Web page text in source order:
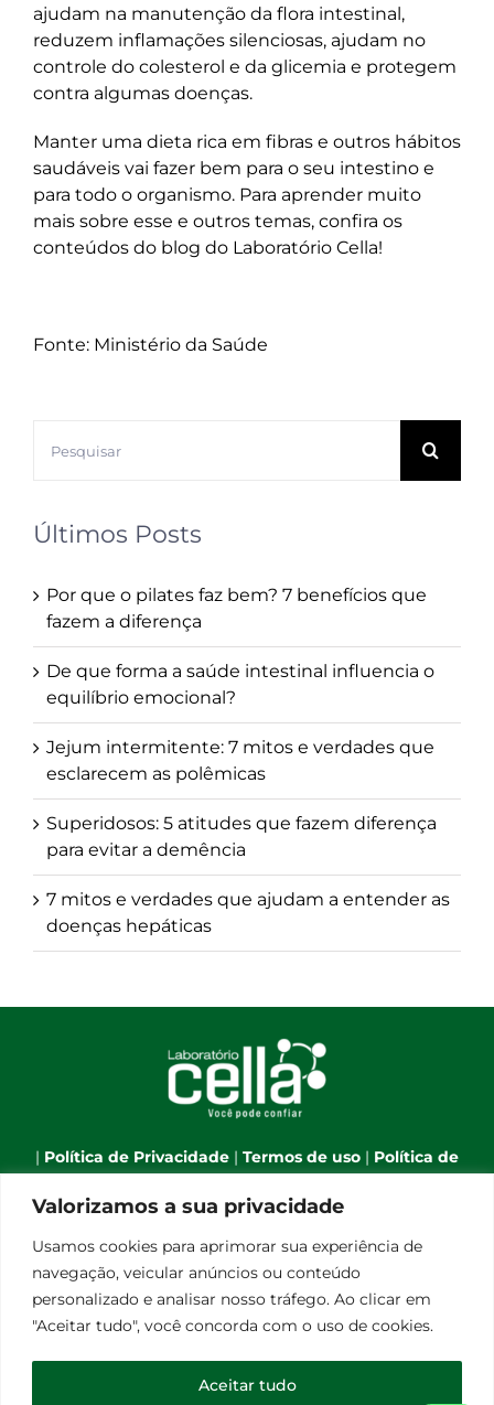
Valorizamos a sua privacidade
Usamos cookies para aprimorar sua experiência de
navegação, veicular anúncios ou conteúdo
personalizado e analisar nosso tráfego. Ao clicar em
"Aceitar tudo", você concorda com o uso de cookies.
Aceitar tudo
ajudam na manutenção da flora intestinal,
reduzem inflamações silenciosas, ajudam no
controle do colesterol e da glicemia e protegem
contra algumas doenças.
Manter uma dieta rica em fibras e outros hábitos
saudáveis vai fazer bem para o seu intestino e
para todo o organismo. Para aprender muito
mais sobre esse e outros temas, confira os
conteúdos do blog do Laboratório Cella!
Fonte: Ministério da Saúde
resultados
Últimos Posts
Por que o pilates faz bem? 7 benefícios que
fazem a diferença
De que forma a saúde intestinal influencia o
equilíbrio emocional?
Jejum intermitente: 7 mitos e verdades que
esclarecem as polêmicas
Superidosos: 5 atitudes que fazem diferença
para evitar a demência
7 mitos e verdades que ajudam a entender as
doenças hepáticas
| Política de Privacidade | Termos de uso | Política de
Cookies|Webmail|
mail:atendimento@laboratoriocella.com.br | Banco
de talentos:pessoal@laboratoriocella.com.br
© Copyright 2012 - 2026 | Laboratório Cella - All Rights
Laboratório de Análises Clínicas Cella Ltda - CNPJ
08.248.656/0001-30